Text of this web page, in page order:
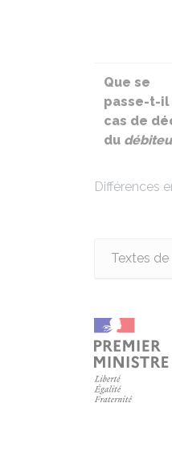
Différences
Que se
passe-t-il
cas de
du
Textes